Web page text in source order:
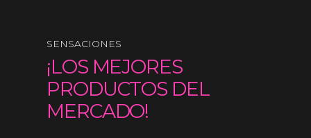
SENSACIONES
¡LOS MEJORES
PRODUCTOS DEL
MERCADO!